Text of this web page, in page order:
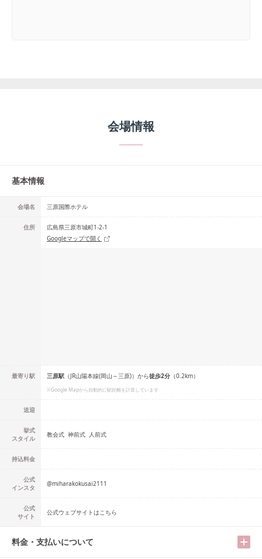
会場情報
基本情報
会場名 三原国際ホテル
住所
広島県三原市城町1-2-1
Googleマップで開く
最寄り駅 三原駅 （JR山陽本線(岡山～三原)） から徒歩2分 （0.2km）
※Google Mapから自動的に駅距離を計算しています
送迎
挙式
スタイル
教会式 神前式 人前式
持込料金
公式
インスタ
@miharakokusai2111
公式
サイト
公式ウェブサイトはこちら
料金・支払いについて